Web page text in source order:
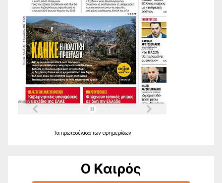
Τα πρωτοσέλιδα των εφημερίδων
Ο Καιρός